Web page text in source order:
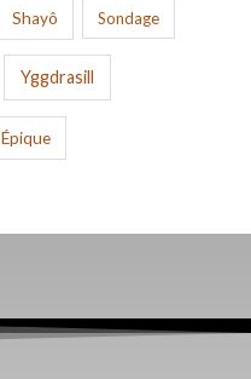
Shayô Sondage
Yggdrasill
Épique